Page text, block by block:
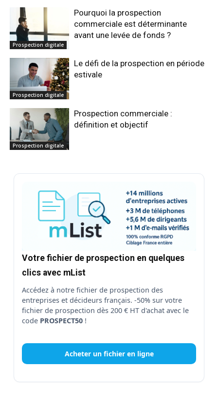
Prospection digitale
Pourquoi la prospection
commerciale est déterminante
avant une levée de fonds ?
Prospection digitale
Le défi de la prospection en période
estivale
Prospection digitale
Prospection commerciale :
définition et objectif
Votre fichier de prospection en quelques
clics avec mList
Accédez à notre fichier de prospection des
entreprises et décideurs français. -50% sur votre
fichier de prospection dès 200 € HT d'achat avec le
code PROSPECT50 !
Acheter un fichier en ligne